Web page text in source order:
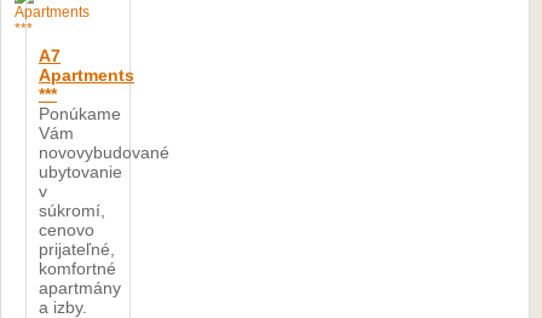
A7
Apartments
***
Ponúkame
Vám
novovybudované
ubytovanie
v
súkromí,
cenovo
prijateľné,
komfortné
apartmány
a izby.